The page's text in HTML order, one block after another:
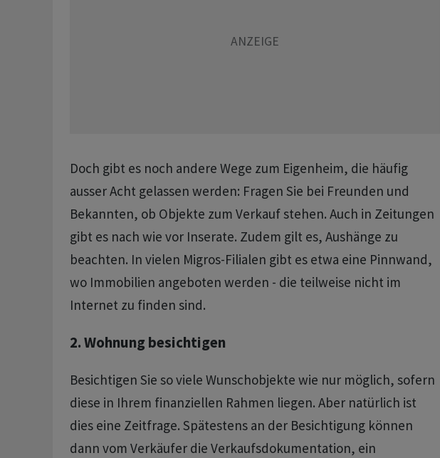
Doch gibt es noch andere Wege zum Eigenheim, die häufig
ausser Acht gelassen werden: Fragen Sie bei Freunden und
Bekannten, ob Objekte zum Verkauf stehen. Auch in Zeitungen
gibt es nach wie vor Inserate. Zudem gilt es, Aushänge zu
beachten. In vielen Migros-Filialen gibt es etwa eine Pinnwand,
wo Immobilien angeboten werden - die teilweise nicht im
Internet zu finden sind.
2. Wohnung besichtigen
Besichtigen Sie so viele Wunschobjekte wie nur möglich, sofern
diese in Ihrem finanziellen Rahmen liegen. Aber natürlich ist
dies eine Zeitfrage. Spätestens an der Besichtigung können
dann vom Verkäufer die Verkaufsdokumentation, ein